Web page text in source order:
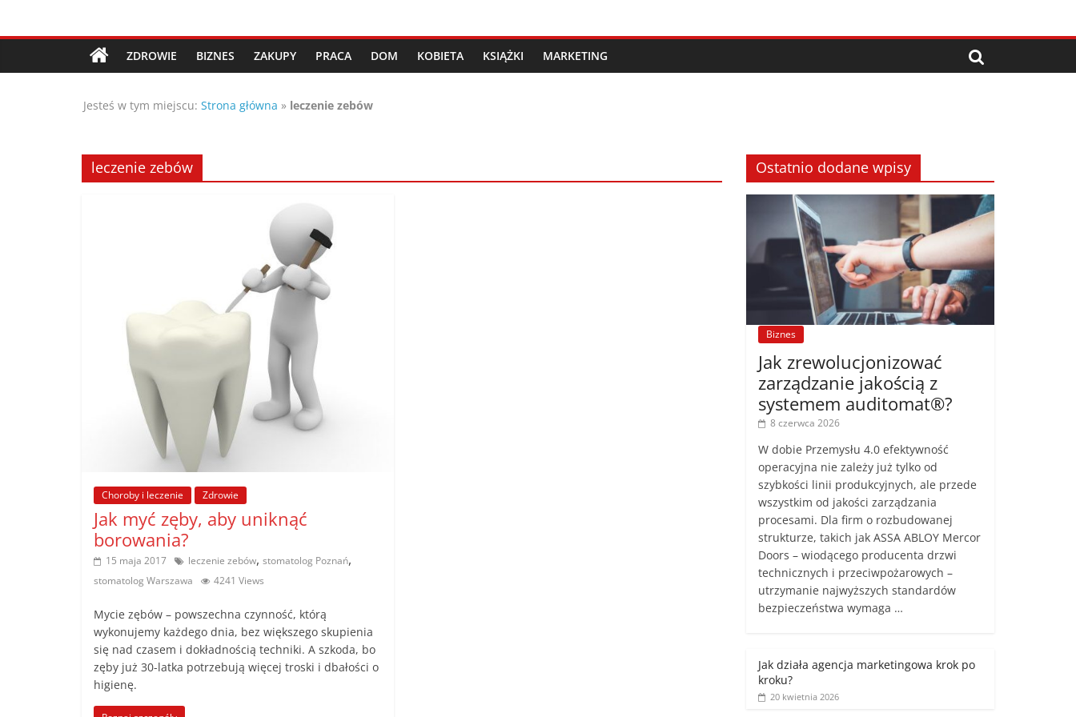
Porady,
wskazówki
oraz
ciekawe
poznaj
poradniki.
wskazówki
poradniki
temat
ZDROWIE BIZNES ZAKUPY PRACA DOM KOBIETA KSIĄŻKI MARKETING
Jesteś w tym miejscu: Strona główna » leczenie zebów
leczenie zebów
Choroby i leczenie Zdrowie
Jak myć zęby, aby uniknąć
borowania?
15 maja 2017 leczenie zebów, stomatolog Poznań,
stomatolog Warszawa 4241 Views
Mycie zębów – powszechna czynność, którą
wykonujemy każdego dnia, bez większego skupienia
się nad czasem i dokładnością techniki. A szkoda, bo
zęby już 30-latka potrzebują więcej troski i dbałości o
higienę.
Ostatnio dodane wpisy
Biznes
Jak zrewolucjonizować
zarządzanie jakością z
systemem auditomat®?
8 czerwca 2026
W dobie Przemysłu 4.0 efektywność
operacyjna nie zależy już tylko od
szybkości linii produkcyjnych, ale przede
wszystkim od jakości zarządzania
procesami. Dla firm o rozbudowanej
strukturze, takich jak ASSA ABLOY Mercor
Doors – wiodącego producenta drzwi
technicznych i przeciwpożarowych –
utrzymanie najwyższych standardów
bezpieczeństwa wymaga …
Jak działa agencja marketingowa krok po
kroku?
20 kwietnia 2026